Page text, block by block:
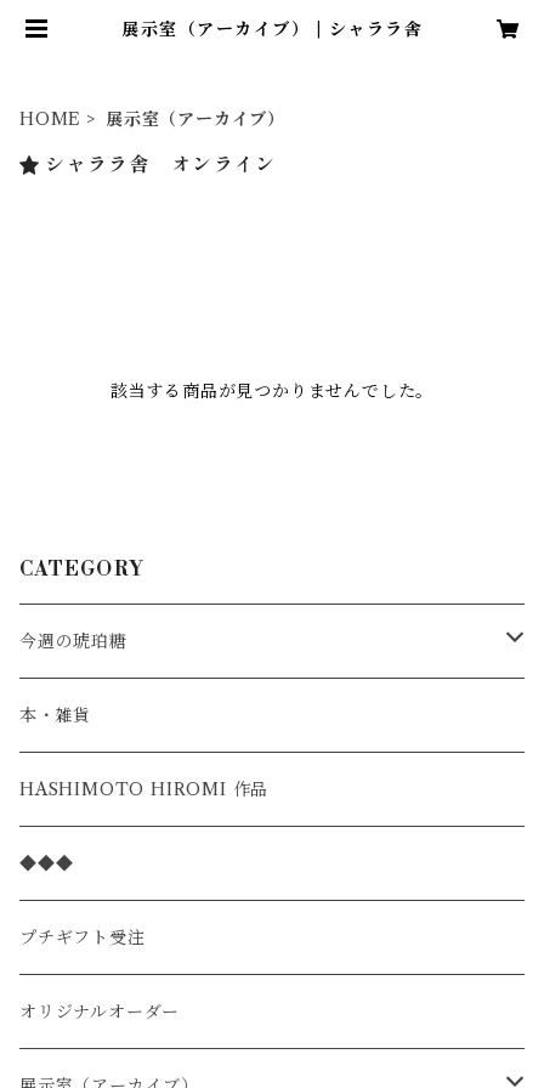
展示室（アーカイブ） | シャララ舎
HOME 展示室（アーカイブ）
シャララ舎 オンライン
該当する商品が見つかりませんでした。
CATEGORY
今週の琥珀糖
スタンダード
季節の限定
本・雑貨
HASHIMOTO HIROMI 作品
◆◆◆
プチギフト受注
オリジナルオーダー